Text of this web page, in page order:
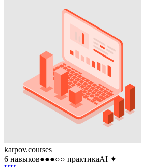
karpov.courses
6 навыков●●●○○ практикаAI ✦